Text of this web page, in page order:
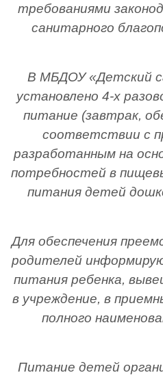
требованиями
санитарного
В МБДОУ «Детский
установлено 4-х
питание (завтрак,
соответствии с
разработанным на
потребностей в
питания детей
Для обеспечения
родителей
питания ребенка,
в учреждение, в
полного
Питание детей